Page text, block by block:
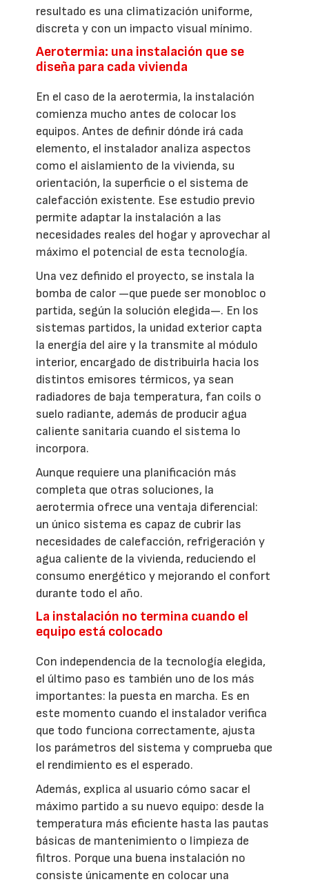
resultado es una climatización uniforme,
discreta y con un impacto visual mínimo.
Aerotermia: una instalación que se
diseña para cada vivienda
En el caso de la aerotermia, la instalación
comienza mucho antes de colocar los
equipos. Antes de definir dónde irá cada
elemento, el instalador analiza aspectos
como el aislamiento de la vivienda, su
orientación, la superficie o el sistema de
calefacción existente. Ese estudio previo
permite adaptar la instalación a las
necesidades reales del hogar y aprovechar al
máximo el potencial de esta tecnología.
Una vez definido el proyecto, se instala la
bomba de calor —que puede ser monobloc o
partida, según la solución elegida—. En los
sistemas partidos, la unidad exterior capta
la energía del aire y la transmite al módulo
interior, encargado de distribuirla hacia los
distintos emisores térmicos, ya sean
radiadores de baja temperatura, fan coils o
suelo radiante, además de producir agua
caliente sanitaria cuando el sistema lo
incorpora.
Aunque requiere una planificación más
completa que otras soluciones, la
aerotermia ofrece una ventaja diferencial:
un único sistema es capaz de cubrir las
necesidades de calefacción, refrigeración y
agua caliente de la vivienda, reduciendo el
consumo energético y mejorando el confort
durante todo el año.
La instalación no termina cuando el
equipo está colocado
Con independencia de la tecnología elegida,
el último paso es también uno de los más
importantes: la puesta en marcha. Es en
este momento cuando el instalador verifica
que todo funciona correctamente, ajusta
los parámetros del sistema y comprueba que
el rendimiento es el esperado.
Además, explica al usuario cómo sacar el
máximo partido a su nuevo equipo: desde la
temperatura más eficiente hasta las pautas
básicas de mantenimiento o limpieza de
filtros. Porque una buena instalación no
consiste únicamente en colocar una